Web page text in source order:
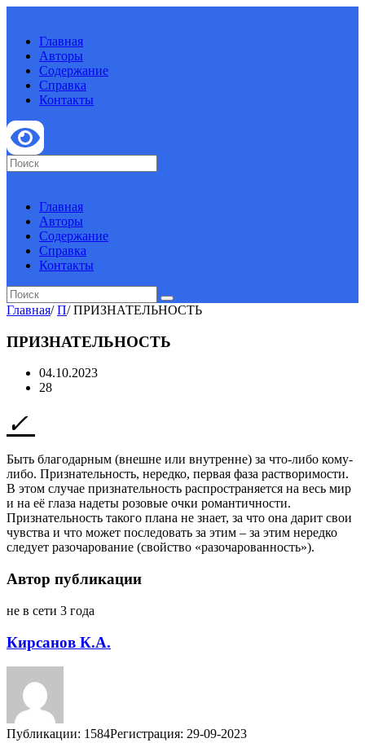
Главная
Авторы
Содержание
Справка
Контакты
Главная
Авторы
Содержание
Справка
Контакты
Главная/ П/ ПРИЗНАТЕЛЬНОСТЬ
ПРИЗНАТЕЛЬНОСТЬ
04.10.2023
28
Быть благодарным (внешне или внутренне) за что-либо кому-
либо. Признательность, нередко, первая фаза растворимости.
В этом случае признательность распространяется на весь мир
и на её глаза надеты розовые очки романтичности.
Признательность такого плана не знает, за что она дарит свои
чувства и что может последовать за этим – за этим нередко
следует разочарование (свойство «разочарованность»).
Автор публикации
не в сети 3 года
Кирсанов К.А.
Публикации: 1584Регистрация: 29-09-2023